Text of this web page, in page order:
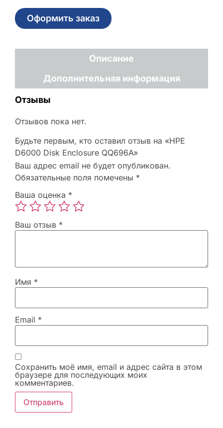
Оформить заказ
Описание
Дополнительная информация
Отзывы
Отзывов пока нет.
Будьте первым, кто оставил отзыв на «HPE
D6000 Disk Enclosure QQ696A»
Ваш адрес email не будет опубликован.
Обязательные поля помечены *
Ваша оценка *
Ваш отзыв *
Имя *
Email *
Сохранить моё имя, email и адрес сайта в этом
браузере для последующих моих
комментариев.